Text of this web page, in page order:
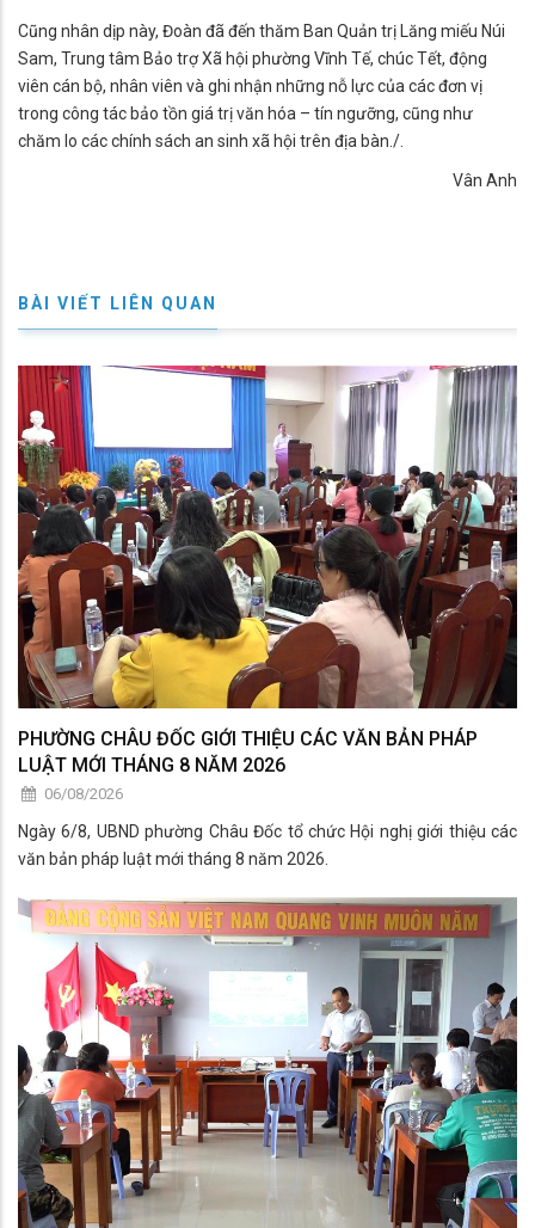
Cũng nhân dịp này, Đoàn đã đến thăm Ban Quản trị Lăng miếu Núi
Sam, Trung tâm Bảo trợ Xã hội phường Vĩnh Tế, chúc Tết, động
viên cán bộ, nhân viên và ghi nhận những nỗ lực của các đơn vị
trong công tác bảo tồn giá trị văn hóa – tín ngưỡng, cũng như
chăm lo các chính sách an sinh xã hội trên địa bàn./.
Vân Anh
BÀI VIẾT LIÊN QUAN
PHƯỜNG CHÂU ĐỐC GIỚI THIỆU CÁC VĂN BẢN PHÁP
LUẬT MỚI THÁNG 8 NĂM 2026
06/08/2026
Ngày 6/8, UBND phường Châu Đốc tổ chức Hội nghị giới thiệu các
văn bản pháp luật mới tháng 8 năm 2026.